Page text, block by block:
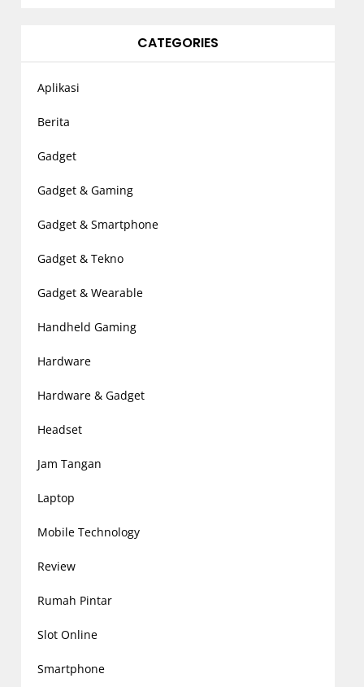
CATEGORIES
Aplikasi
Berita
Gadget
Gadget & Gaming
Gadget & Smartphone
Gadget & Tekno
Gadget & Wearable
Handheld Gaming
Hardware
Hardware & Gadget
Headset
Jam Tangan
Laptop
Mobile Technology
Review
Rumah Pintar
Slot Online
Smartphone